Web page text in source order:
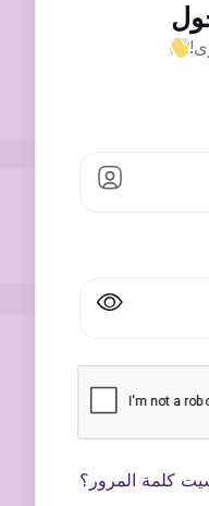
كلمة المرور؟